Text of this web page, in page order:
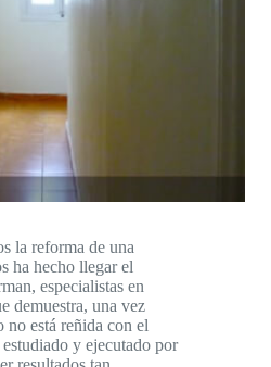
la reforma de una
ha hecho llegar el
especialistas en
demuestra, una vez
no está reñida con el
y ejecutado por